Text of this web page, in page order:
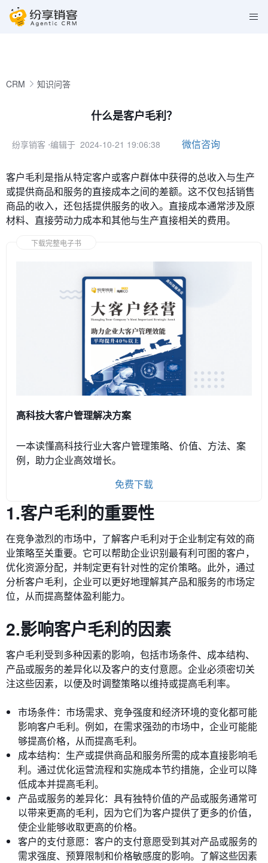
CRM 知识问答
什么是客户毛利？
纷享销客 ⋅编辑于 2024-10-21 19:06:38 微信咨询
客户毛利是指从特定客户或客户群体中获得的总收入与生产
或提供商品和服务的直接成本之间的差额。这不仅包括销售
商品的收入，还包括提供服务的收入。直接成本通常涉及原
材料、直接劳动力成本和其他与生产直接相关的费用。
下载完整电子书
高科技大客户管理解决方案
一本读懂高科技行业大客户管理策略、价值、方法、案
例，助力企业高效增长。
免费下载
1.客户毛利的重要性
在竞争激烈的市场中，了解客户毛利对于企业制定有效的商
业策略至关重要。它可以帮助企业识别最有利可图的客户，
优化资源分配，并制定更有针对性的定价策略。此外，通过
分析客户毛利，企业可以更好地理解其产品和服务的市场定
位，从而提高整体盈利能力。
2.影响客户毛利的因素
客户毛利受到多种因素的影响，包括市场条件、成本结构、
产品或服务的差异化以及客户的支付意愿。企业必须密切关
注这些因素，以便及时调整策略以维持或提高毛利率。
市场条件：市场需求、竞争强度和经济环境的变化都可能
影响客户毛利。例如，在需求强劲的市场中，企业可能能
够提高价格，从而提高毛利。
成本结构：生产或提供商品和服务所需的成本直接影响毛
利。通过优化运营流程和实施成本节约措施，企业可以降
低成本并提高毛利。
产品或服务的差异化：具有独特价值的产品或服务通常可
以带来更高的毛利，因为它们为客户提供了更多的价值，
使企业能够收取更高的价格。
客户的支付意愿：客户的支付意愿受到其对产品或服务的
需求强度、预算限制和价格敏感度的影响。了解这些因素